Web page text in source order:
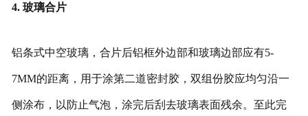
4. 玻璃合片
铝条式中空玻璃，合片后铝框外边部和玻璃边部应有5-
7MM的距离，用于涂第二道密封胶，双组份胶应均匀沿一
侧涂布，以防止气泡，涂完后刮去玻璃表面残余。至此完